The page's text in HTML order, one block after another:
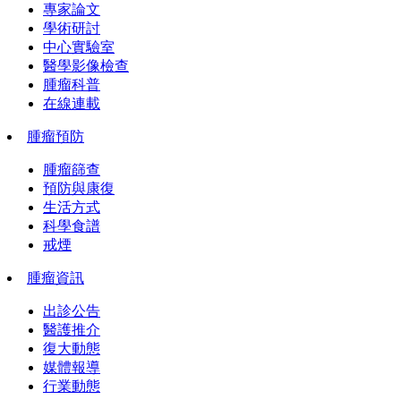
專家論文
學術研討
中心實驗室
醫學影像檢查
腫瘤科普
在線連載
腫瘤預防
腫瘤篩查
預防與康復
生活方式
科學食譜
戒煙
腫瘤資訊
出診公告
醫護推介
復大動態
媒體報導
行業動態